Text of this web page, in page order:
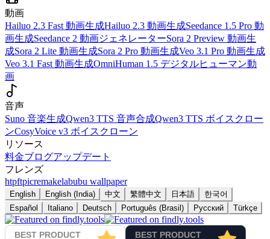
動画
Hailuo 2.3 Fast 動画生成Hailuo 2.3 動画生成Seedance 1.5 Pro 動
画生成Seedance 2 動画ジェネレーターSora 2 Preview 動画生
成Sora 2 Lite 動画生成Sora 2 Pro 動画生成Veo 3.1 Pro 動画生成
Veo 3.1 Fast 動画生成OmniHuman 1.5 デジタルヒューマン動
画
音声
Suno 音楽生成Qwen3 TTS 音声合成Qwen3 TTS ボイスクロー
ンCosyVoice v3 ボイスクローン
リソース
料金ブログアップデート
フレンズ
htpftpicremakelabubu wallpaper
English English (India) 中文 繁體中文 日本語
한국어
Español
Italiano Deutsch Português (Brasil) Русский Türkçe